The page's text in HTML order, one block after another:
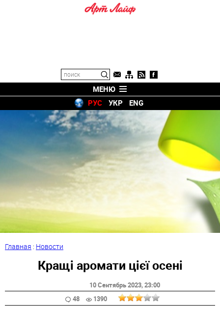
МЕНЮ
РУС
УКР ENG
Главная : Новости
Кращі аромати цієї осені
10 Сентябрь 2023, 23:00
48
1390